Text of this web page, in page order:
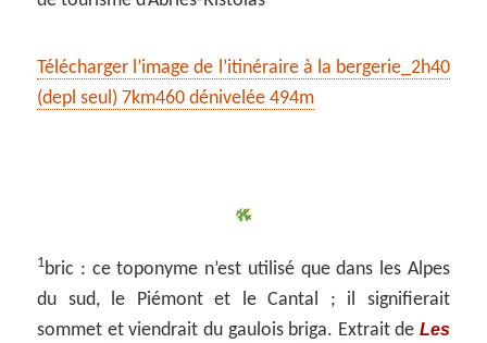
Télécharger l’image de l’itinéraire à la bergerie_2h40
(depl seul) 7km460 dénivelée 494m
1bric : ce toponyme n’est utilisé que dans les Alpes
du sud, le Piémont et le Cantal ; il signifierait
sommet et viendrait du gaulois briga. Extrait de Les